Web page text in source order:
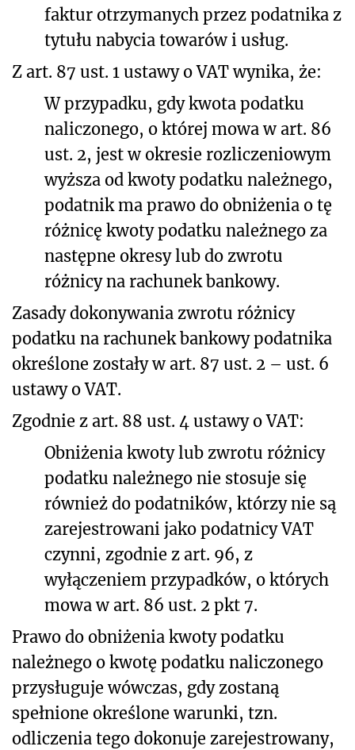
faktur otrzymanych przez podatnika z
tytułu nabycia towarów i usług.
Z art. 87 ust. 1 ustawy o VAT wynika, że:
W przypadku, gdy kwota podatku
naliczonego, o której mowa w art. 86
ust. 2, jest w okresie rozliczeniowym
wyższa od kwoty podatku należnego,
podatnik ma prawo do obniżenia o tę
różnicę kwoty podatku należnego za
następne okresy lub do zwrotu
różnicy na rachunek bankowy.
Zasady dokonywania zwrotu różnicy
podatku na rachunek bankowy podatnika
określone zostały w art. 87 ust. 2 – ust. 6
ustawy o VAT.
Zgodnie z art. 88 ust. 4 ustawy o VAT:
Obniżenia kwoty lub zwrotu różnicy
podatku należnego nie stosuje się
również do podatników, którzy nie są
zarejestrowani jako podatnicy VAT
czynni, zgodnie z art. 96, z
wyłączeniem przypadków, o których
mowa w art. 86 ust. 2 pkt 7.
Prawo do obniżenia kwoty podatku
należnego o kwotę podatku naliczonego
przysługuje wówczas, gdy zostaną
spełnione określone warunki, tzn.
odliczenia tego dokonuje zarejestrowany,